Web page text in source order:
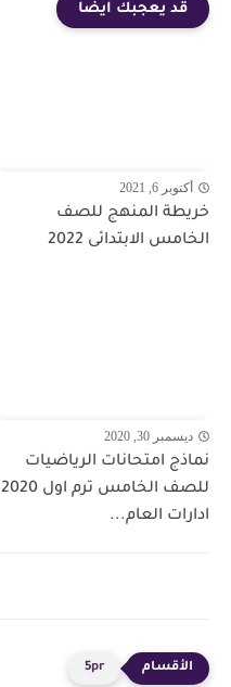
قد يعجبك ايضا
أكتوبر 6, 2021
خريطة المنهج للصف
الخامس الابتدائى 2022
ديسمبر 30, 2020
نماذج امتحانات الرياضيات
للصف الخامس ترم اول 2020
ادارات العام...
5pr